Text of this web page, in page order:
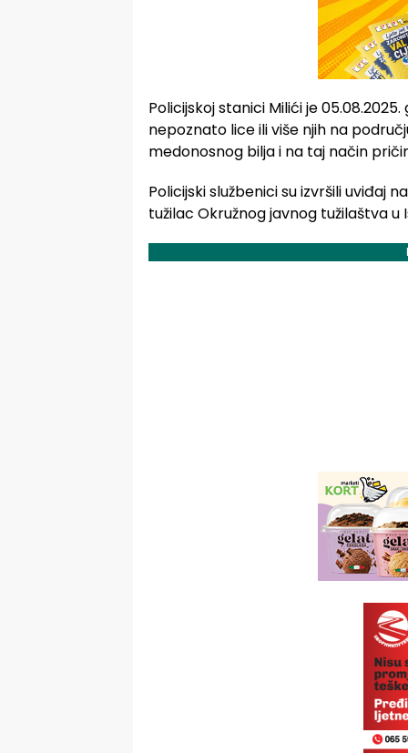
Policijskoj stanici Milići je
nepoznato lice ili više njih na
medonosnog bilja i na taj način
Policijski službenici su izvršili uviđaj
tužilac Okružnog javnog tužilaštva u